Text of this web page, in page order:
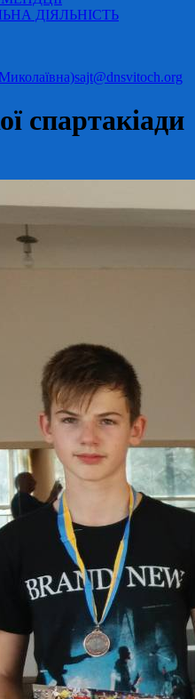
ДІЯЛЬНІСТЬ
sajt@dnsvitoch.org
спартакіади